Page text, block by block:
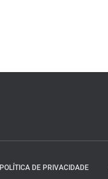
POLÍTICA DE PRIVACIDADE